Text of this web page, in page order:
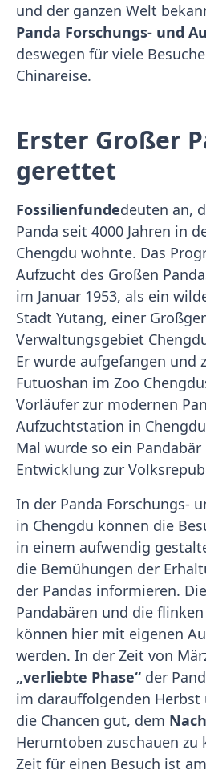
und der ganzen Welt
Panda Forschungs- und
deswegen für viele
Chinareise.
Erster Großer
gerettet
Fossilienfundedeuten an,
Panda seit 4000 Jahren in
Chengdu wohnte. Das
Aufzucht des Großen
im Januar 1953, als ein
Stadt Yutang, einer
Verwaltungsgebiet
Er wurde aufgefangen und
Futuoshan im Zoo
Vorläufer zur modernen
Aufzuchtstation in
Mal wurde so ein
Entwicklung zur
In der Panda Forschungs-
in Chengdu können die
in einem aufwendig
die Bemühungen der
der Pandas informieren.
Pandabären und die
können hier mit eigenen
werden. In der Zeit von
„verliebte Phase“ der
im darauffolgenden
die Chancen gut, dem
Herumtoben zuschauen zu
Zeit für einen Besuch ist